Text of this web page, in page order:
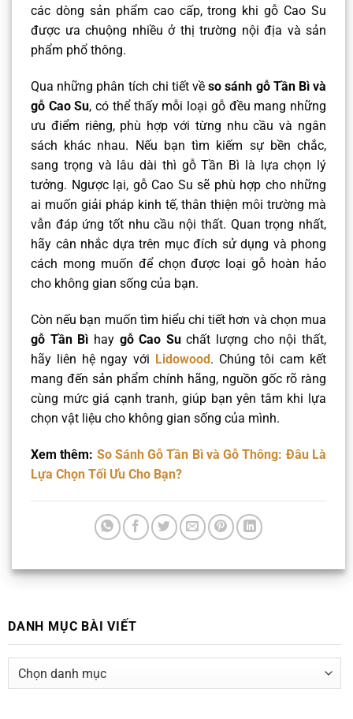
các dòng sản phẩm cao cấp, trong khi gỗ Cao Su
được ưa chuộng nhiều ở thị trường nội địa và sản
phẩm phổ thông.
Qua những phân tích chi tiết vềso sánh gỗ Tần Bì và
gỗ Cao Su, có thể thấy mỗi loại gỗ đều mang những
ưu điểm riêng, phù hợp với từng nhu cầu và ngân
sách khác nhau. Nếu bạn tìm kiếm sự bền chắc,
sang trọng và lâu dài thì gỗ Tần Bì là lựa chọn lý
tưởng. Ngược lại, gỗ Cao Su sẽ phù hợp cho những
ai muốn giải pháp kinh tế, thân thiện môi trường mà
vẫn đáp ứng tốt nhu cầu nội thất. Quan trọng nhất,
hãy cân nhắc dựa trên mục đích sử dụng và phong
cách mong muốn để chọn được loại gỗ hoàn hảo
cho không gian sống của bạn.
Còn nếu bạn muốn tìm hiểu chi tiết hơn và chọn mua
gỗ Tần Bì hay gỗ Cao Suchất lượng cho nội thất,
hãy liên hệ ngay với Lidowood. Chúng tôi cam kết
mang đến sản phẩm chính hãng, nguồn gốc rõ ràng
cùng mức giá cạnh tranh, giúp bạn yên tâm khi lựa
chọn vật liệu cho không gian sống của mình.
Xem thêm: So Sánh Gỗ Tần Bì và Gỗ Thông: Đâu Là
Lựa Chọn Tối Ưu Cho Bạn?
DANH MỤC BÀI VIẾT
DANH